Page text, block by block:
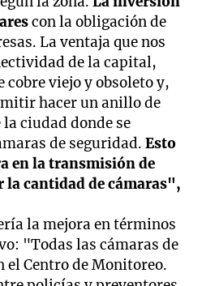
con la obligación de
La ventaja que nos
de la capital,
viejo y obsoleto y,
hacer un anillo de
ciudad donde se
de seguridad.Esto
en la transmisión de
la cantidad de cámaras",
la mejora en términos
"Todas las cámaras de
el Centro de Monitoreo.